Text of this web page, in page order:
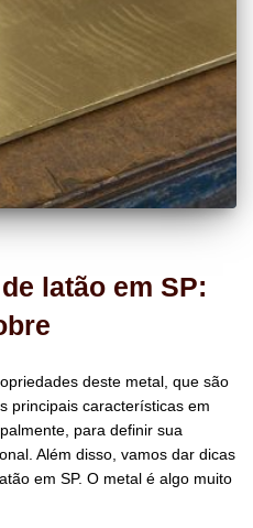
latão em SP:
deste metal, que são
principais características em
para definir sua
Além disso, vamos dar dicas
em SP. O metal é algo muito